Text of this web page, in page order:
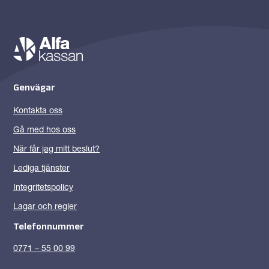
Genvägar
Kontakta oss
Gå med hos oss
När får jag mitt beslut?
Lediga tjänster
Integritetspolicy
Lagar och regler
Telefonnummer
0771 – 55 00 99